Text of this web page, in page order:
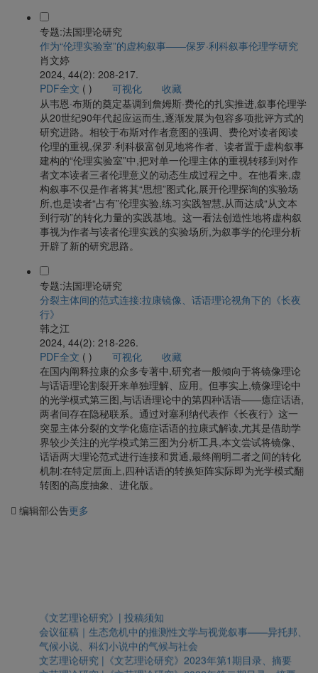
专题:法国理论研究
作为“伦理实验室”的虚构叙事——保罗·利科叙事伦理学研究
肖文婷
2024, 44(2): 208-217.
PDF全文 ( ) 可视化
收藏
从韦恩·布斯的奠定基调到詹姆斯·费伦的扎实推进,叙事伦理学
从20世纪90年代起应运而生,逐渐发展为包容多项批评方式的
研究进路。相较于布斯对作者意图的强调、费伦对读者阅读
伦理的重视,保罗·利科极富创见地将作者、读者置于虚构叙事
建构的“伦理实验室”中,把对单一伦理主体的重视转移到对作
者文本读者三者伦理意义的动态生成过程之中。在他看来,虚
构叙事不仅是作者将其“思想”图式化,展开伦理探询的实验场
所,也是读者“占有”伦理实验,练习实践智慧,从而达成“从文本
到行动”的转化力量的实践基地。这一看法创造性地将虚构叙
事视为作者与读者伦理实践的实验场所,为叙事学的伦理分析
开辟了新的研究思路。
专题:法国理论研究
分裂主体间的范式连接:拉康镜像、话语理论视角下的《长夜
行》
韩之江
2024, 44(2): 218-226.
PDF全文 ( ) 可视化
收藏
在国内阐释拉康的众多专著中,研究者一般倾向于将镜像理论
与话语理论割裂开来单独理解、应用。但事实上,镜像理论中
的光学模式第三图,与话语理论中的第四种话语——癔症话语,
两者间存在隐秘联系。通过对塞利纳代表作《长夜行》这一
突显主体分裂的文学化癔症话语的拉康式解读,尤其是借助学
界较少关注的光学模式第三图为分析工具,本文尝试将镜像、
话语两大理论范式进行连接和贯通,最终阐明二者之间的转化
机制:在特定层面上,四种话语的转换矩阵实际即为光学模式翻
转图的高度抽象、进化版。
编辑部公告更多
会议征稿｜生态危机中的推测性文学与视觉叙事——异托邦、
气候小说、科幻小说中的气候与社会
文艺理论研究 |《文艺理论研究》2023年第1期目录、摘要
文艺理论研究 |《文艺理论研究》2022年第二期目录、摘要